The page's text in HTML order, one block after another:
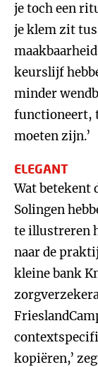
je toch een
je klem zit
keurslijf
minder
functioneert,
moeten zijn.’
ELEGANT
Wat betekent
Solingen
te illustreren
naar de
kleine bank
kopiëren,’